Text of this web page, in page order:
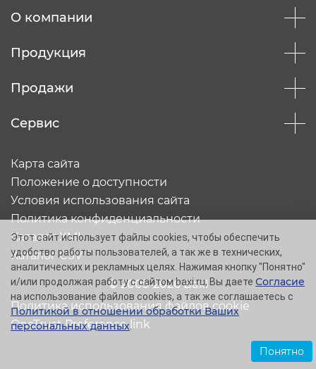
О компании
Продукция
Продажи
Сервис
© 2005-2026 Baxi
Карта сайта
Положение о доступности
Условия использования сайта
Политика конфиденциальности
Каталог XML
Каталог CSV
Политика использования файлов cookie
OneTrust Preference link
Этот сайт использует файлы cookies, чтобы обеспечить
удобство работы пользователей, а так же в технических,
аналитических и рекламных целях. Нажимая кнопку "Понятно"
и/или продолжая работу с сайтом baxi.ru, Вы даете Согласие
на использование файлов cookies, а так же соглашаетесь с
Политикой в отношении обработки Ваших
персональных данных.
Понятно